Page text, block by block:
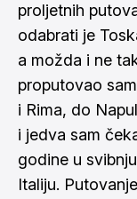
proljetnih
odabrati je
a možda i ne
proputovao
i Rima, do
i jedva sam
godine u
Italiju.